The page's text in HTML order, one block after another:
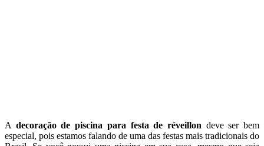
A decoração de piscina para festa de réveillondeve ser bem
especial, pois estamos falando de uma das festas mais tradicionais do